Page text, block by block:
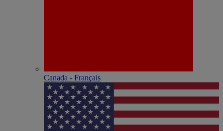
Canada - Français